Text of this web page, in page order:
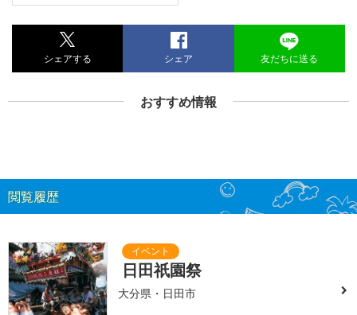
シェアする シェア 友だちに送る
おすすめ情報
閲覧履歴
日田祇園祭
大分県・日田市